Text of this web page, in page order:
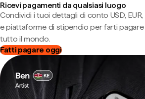
Ricevi pagamenti da qualsiasi luogo
Condividi i tuoi dettagli di conto USD,
e piattaforme di stipendio per farti pagare
tutto il mondo.
Fatti pagare oggi